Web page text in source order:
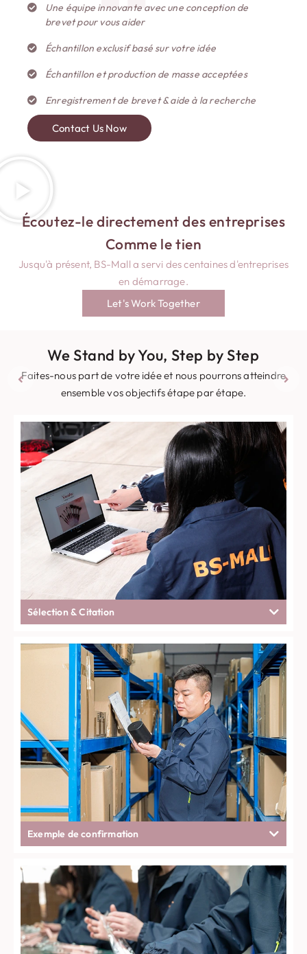
Une équipe innovante avec une conception de
brevet pour vous aider
Échantillon exclusif basé sur votre idée
Échantillon et production de masse acceptées
Enregistrement de brevet & aide à la recherche
Contact Us Now
Écoutez-le directement des entreprises
Comme le tien
Jusqu'à présent, BS-Mall a servi des centaines d'entreprises
en démarrage.
Let's Work Together
We Stand by You, Step by Step
Faites-nous part de votre idée et nous pourrons atteindre
ensemble vos objectifs étape par étape.
Sélection & Citation
Exemple de confirmation